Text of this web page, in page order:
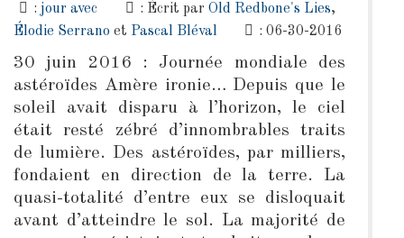
:jour avec : Écrit par Old Redbone's Lies,
Élodie Serrano et Pascal Bléval : 06-30-2016
30 juin 2016 : Journée mondiale des
astéroïdes Amère ironie… Depuis que le
soleil avait disparu à l’horizon, le ciel
était resté zébré d’innombrables traits
de lumière. Des astéroïdes, par milliers,
fondaient en direction de la terre. La
quasi-totalité d’entre eux se disloquait
avant d’atteindre le sol. La majorité de